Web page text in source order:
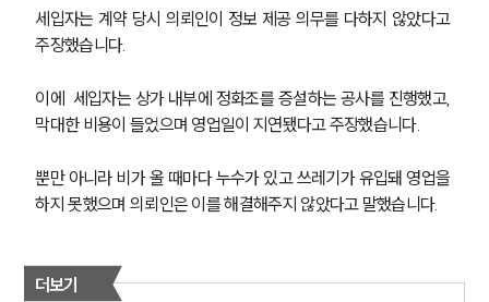
세입자는 계약 당시 의뢰인이 정보 제공 의무를 다하지 않았다고
주장했습니다.
이에  세입자는 상가 내부에 정화조를 증설하는 공사를 진행했고,
막대한 비용이 들었으며 영업일이 지연됐다고 주장했습니다.
뿐만 아니라 비가 올 때마다 누수가 있고 쓰레기가 유입돼 영업을
하지 못했으며 의뢰인은 이를 해결해주지 않았다고 말했습니다.
더보기